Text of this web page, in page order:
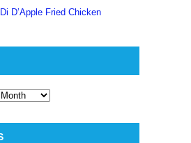
D’Apple Fried Chicken